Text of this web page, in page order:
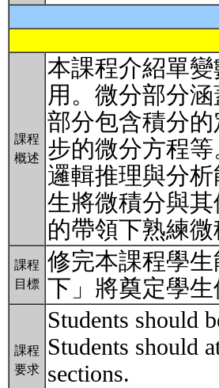
課程
概述
本課程介紹單
用。微分部分
部分包含積分
步的微分方程
邏輯推理與分
生將微積分與
的帶領下熟練
課程
目標
修完本課程學
下」將奠定學
課程
要求
Students should
Students should
sections.